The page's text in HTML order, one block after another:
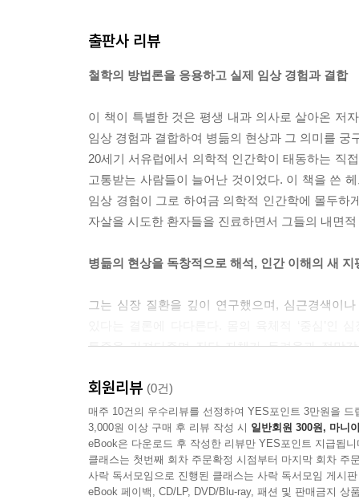
찾아보기 312
출판사 리뷰
철학의 방법론을 응용하고 실제 임상 경험과 결합
이 책이 특별한 것은 평생 내과 의사로 살아온 저
임상 경험과 결합하여 병듦의 현상과 그 의미를 궁
20세기 서유럽에서 의학적 인간학이 태동하는 직
고통받는 사람들이 늘어난 것이었다. 이 책을 쓴
임상 경험이 그로 하여금 의학적 인간학에 몰두
자살을 시도한 환자들을 진료하면서 그들의 내면
병듦의 현상을 독창적으로 해석, 인간 이해의 새 지
그는 심장 질환을 깊이 연구했으며, 심근경색이
통증을 가져다주며 진단 자체가 두려움과 절망
환자들이 창밖의 ‘아름다운 풍경’을 견디지 못한
‘희망 없음’으로부터 기인한다고 해석한다. 저 멀
하는 ‘태도’를 만들었다는 것이다(「미래를 기약
인간과 삶, 행복과 불행의 의미를 천착하는 웅숭깊
회원리뷰 (0건)
매주 10건의 우수리뷰를 선정하여 YES포인트 3만원을 드
3,000원 이상 구매 후 리뷰 작성 시 일반회원 300원, 마니
eBook은 다운로드 후 작성한 리뷰만 YES포인트 지급됩니
클래스는 첫번째 회차 주문확정 시점부터 마지막 회차 주
사락 독서모임으로 진행된 클래스는 사락 독서모임 게시
eBook 페이백, CD/LP, DVD/Blu-ray, 패션 및 판매금지 상